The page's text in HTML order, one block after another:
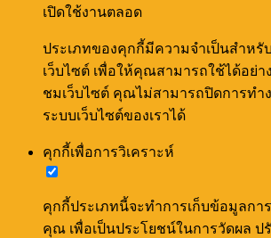
เปิดใช้งานตลอด
ประเภทของคุกกี้มีความจำเป็นสำหรั
เว็บไซต์ เพื่อให้คุณสามารถใช้ได้อย่า
ชมเว็บไซต์ คุณไม่สามารถปิดการทำ
ระบบเว็บไซต์ของเราได้
คุกกี้เพื่อการวิเคราะห์
คุกกี้ประเภทนี้จะทำการเก็บข้อมูลกา
คุณ เพื่อเป็นประโยชน์ในการวัดผล ป